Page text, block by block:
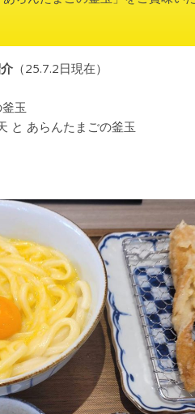
（25.7.2日現在）
玉
と あらんたまごの釜玉